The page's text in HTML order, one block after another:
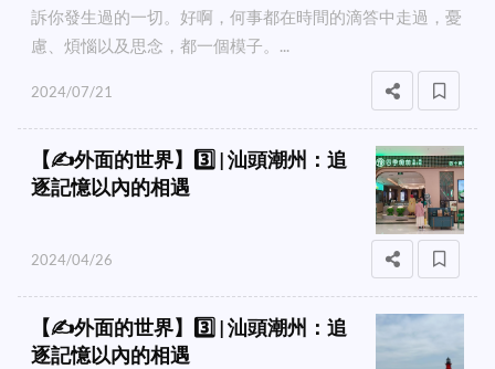
訴你發生過的一切。好啊，何事都在時間的滴答中走過，憂
慮、煩惱以及思念，都一個模子。...
2024/07/21
【✍️外面的世界】3️⃣ | 汕頭潮州：追
逐記憶以內的相遇
2024/04/26
【✍️外面的世界】3️⃣ | 汕頭潮州：追
逐記憶以內的相遇